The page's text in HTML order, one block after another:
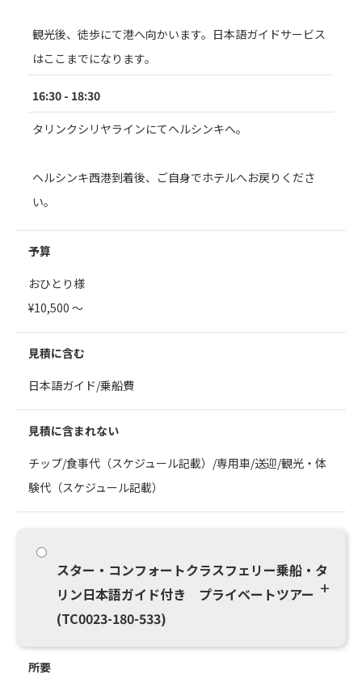
観光後、徒歩にて港へ向かいます。日本語ガイドサービス
はここまでになります。
16:30 - 18:30
タリンクシリヤラインにてヘルシンキへ。
ヘルシンキ西港到着後、ご自身でホテルへお戻りくださ
い。
予算
おひとり様
¥10,500 ～
見積に含む
日本語ガイド/乗船費
見積に含まれない
チップ/食事代（スケジュール記載）/専用車/送迎/観光・体
験代（スケジュール記載）
スター・コンフォートクラスフェリー乗船・タ
リン日本語ガイド付き プライベートツアー
(TC0023-180-533)
所要